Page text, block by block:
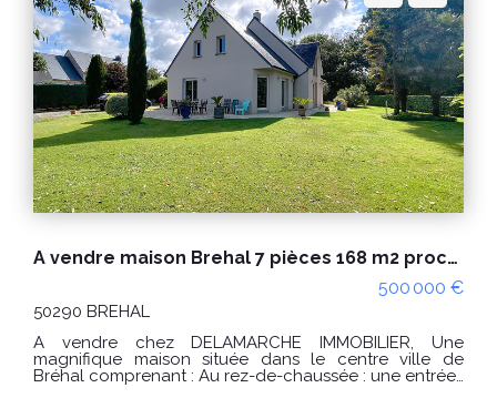
A vendre maison Brehal 7 pièces 168 m2 proche des commerces
500 000 €
50290 BREHAL
A vendre chez DELAMARCHE IMMOBILIER, Une
magnifique maison située dans le centre ville de
Bréhal comprenant : Au rez-de-chaussée : une entrée ,